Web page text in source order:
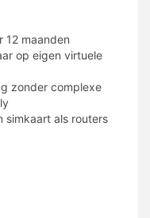
12 maanden
op eigen virtuele
zonder complexe
simkaart als routers